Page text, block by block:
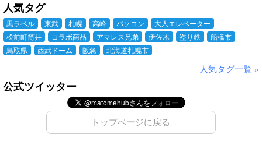
人気タグ
黒ラベル 東武 札幌 高峰 パソコン
大人エレベーター
松前町筒井
コラボ商品 アマレス兄弟 伊佐木 盗り鉄
船橋市
鳥取県
西武ドーム 阪急 北海道札幌市
人気タグ一覧 »
公式ツイッター
トップページに戻る